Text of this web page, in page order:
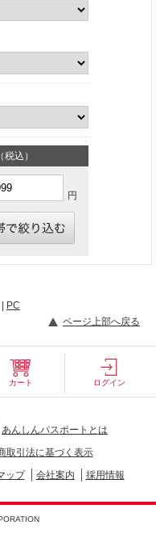
込）
円
PC
ページ上部へ戻る
カート ログイン
あんしんパスポートとは
取引法に基づく表示
ップ 会社案内 採用情報